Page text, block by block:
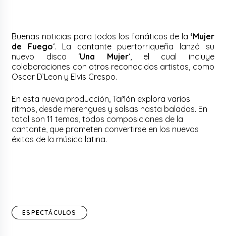
Buenas noticias para todos los fanáticos de la ‘Mujer
de Fuego‘. La cantante puertorriqueña lanzó su
nuevo disco ‘Una Mujer‘, el cual incluye
colaboraciones con otros reconocidos artistas, como
Oscar D’Leon y Elvis Crespo.
En esta nueva producción, Tañón explora varios
ritmos, desde merengues y salsas hasta baladas. En
total son 11 temas, todos composiciones de la
cantante, que prometen convertirse en los nuevos
éxitos de la música latina.
ESPECTÁCULOS